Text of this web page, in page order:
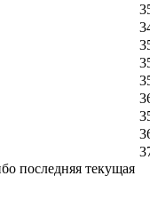
последняя текущая